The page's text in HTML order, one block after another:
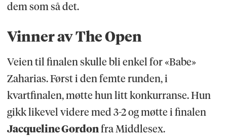
dem som så det.
Vinner av The Open
Veien til finalen skulle bli enkel for «Babe»
Zaharias. Først i den femte runden, i
kvartfinalen, møtte hun litt konkurranse. Hun
gikk likevel videre med 3-2 og møtte i finalen
Jacqueline Gordonfra Middlesex.